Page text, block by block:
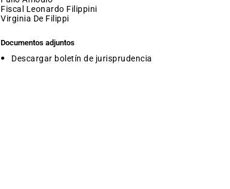
fiscal Leonardo Filippini
Virginia De Filippi
Documentos adjuntos
Descargar boletín de jurisprudencia